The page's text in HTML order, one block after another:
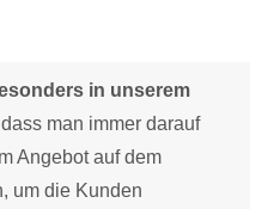
in unserem
dass man immer darauf
Angebot auf dem
um die Kunden